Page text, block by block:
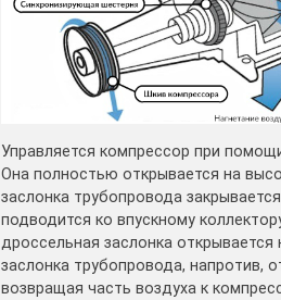
Управляется компрессор при
Она полностью открывается на
заслонка трубопровода
подводится ко впускному
дроссельная заслонка открывается
заслонка трубопровода, напротив,
возвращая часть воздуха к